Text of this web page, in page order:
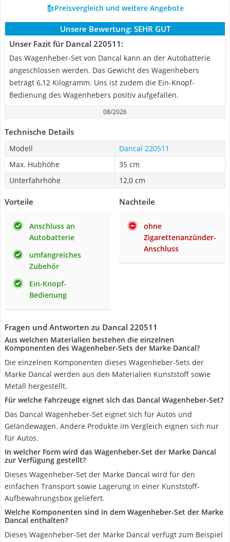
Preisvergleich und weitere Angebote
Unsere Bewertung: SEHR GUT
Unser Fazit für Dancal 220511:
Das Wagenheber-Set von Dancal kann an der Autobatterie
angeschlossen werden. Das Gewicht des Wagenhebers
beträgt 6,12 Kilogramm. Uns ist zudem die Ein-Knopf-
Bedienung des Wagenhebers positiv aufgefallen.
08/2026
Technische Details
Modell
Dancal 220511
Max. Hubhöhe
35 cm
Unterfahrhöhe
12,0 cm
Vorteile
Anschluss an
Autobatterie
umfangreiches
Zubehör
Ein-Knopf-
Bedienung
Nachteile
ohne
Zigarettenanzünder-
Anschluss
Fragen und Antworten zu Dancal 220511
Aus welchen Materialien bestehen die einzelnen
Komponenten des Wagenheber-Sets der Marke Dancal?
Die einzelnen Komponenten dieses Wagenheber-Sets der
Marke Dancal werden aus den Materialien Kunststoff sowie
Metall hergestellt.
Für welche Fahrzeuge eignet sich das Dancal Wagenheber-Set?
Das Dancal Wagenheber-Set eignet sich für Autos und
Geländewagen. Andere Produkte im Vergleich eignen sich nur
für Autos.
In welcher Form wird das Wagenheber-Set der Marke Dancal
zur Verfügung gestellt?
Dieses Wagenheber-Set der Marke Dancal wird für den
einfachen Transport sowie Lagerung in einer Kunststoff-
Aufbewahrungsbox geliefert.
Welche Komponenten sind in dem Wagenheber-Set der Marke
Dancal enthalten?
Dieses Wagenheber-Set der Marke Dancal verfügt zum Beispiel